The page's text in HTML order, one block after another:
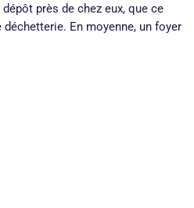
près de chez eux, que ce
En moyenne, un foyer